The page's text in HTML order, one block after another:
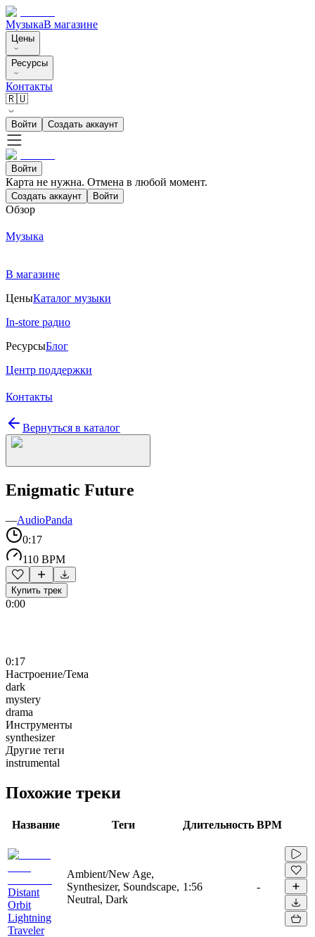
МузыкаВ магазине
Цены
Ресурсы
Контакты
🇷🇺
Войти Создать аккаунт
Войти
Карта не нужна. Отмена в любой момент.
Создать аккаунт Войти
Обзор
Музыка
В магазине
ЦеныКаталог музыки
In-store радио
РесурсыБлог
Центр поддержки
Контакты
Вернуться в каталог
Enigmatic Future
—AudioPanda
0:17
110 BPM
Купить трек
0:00
0:17
Настроение/Тема
dark
mystery
drama
Инструменты
synthesizer
Другие теги
instrumental
Похожие треки
Название Теги Длительность BPM
Distant
Orbit
Lightning
Traveler
Ambient/New Age,
Synthesizer, Soundscape,
Neutral, Dark
1:56 -